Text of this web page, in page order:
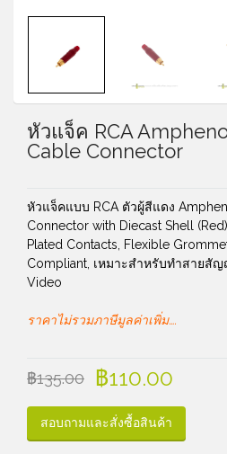
หัวแจ็ค RCA
Cable Connector
หัวแจ็คแบบ RCA ตัวผู้สีแดง
Connector with Diecast Shell
Plated Contacts, Flexible
Compliant, เหมาะสำหรับทำสายสั
Video
ราคาไม่รวมภาษีมูลค่าเพิ่ม….
฿135.00 ฿110.00
สอบถามและสั่งซื้อสินค้า